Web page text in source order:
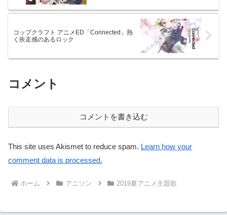
コップクラフト アニメED「Connected」熱
く疾走感のあるロック
コメント
コメントを書き込む
This site uses Akismet to reduce spam. Learn how your
comment data is processed.
ホーム アニソン 2019夏アニメ主題歌